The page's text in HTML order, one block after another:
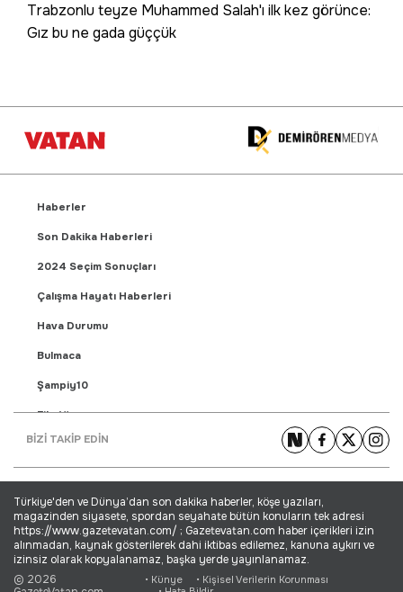
Trabzonlu teyze Muhammed Salah'ı ilk kez görünce:
Gız bu ne gada güççük
Haberler
Son Dakika Haberleri
2024 Seçim Sonuçları
Çalışma Hayatı Haberleri
Hava Durumu
Bulmaca
Şampiy10
Fikstür
Puan Durumu
Yaşam Haberleri
Ekonomi Haberleri
Dünya Haberleri
BİZİ TAKİP EDİN
Türkiye'den ve Dünya’dan son dakika haberler, köşe yazıları,
magazinden siyasete, spordan seyahate bütün konuların tek adresi
https://www.gazetevatan.com/ ; Gazetevatan.com haber içerikleri izin
alınmadan, kaynak gösterilerek dahi iktibas edilemez, kanuna aykırı ve
izinsiz olarak kopyalanamaz, başka yerde yayınlanamaz.
© 2026
• Künye
• Kişisel Verilerin Korunması